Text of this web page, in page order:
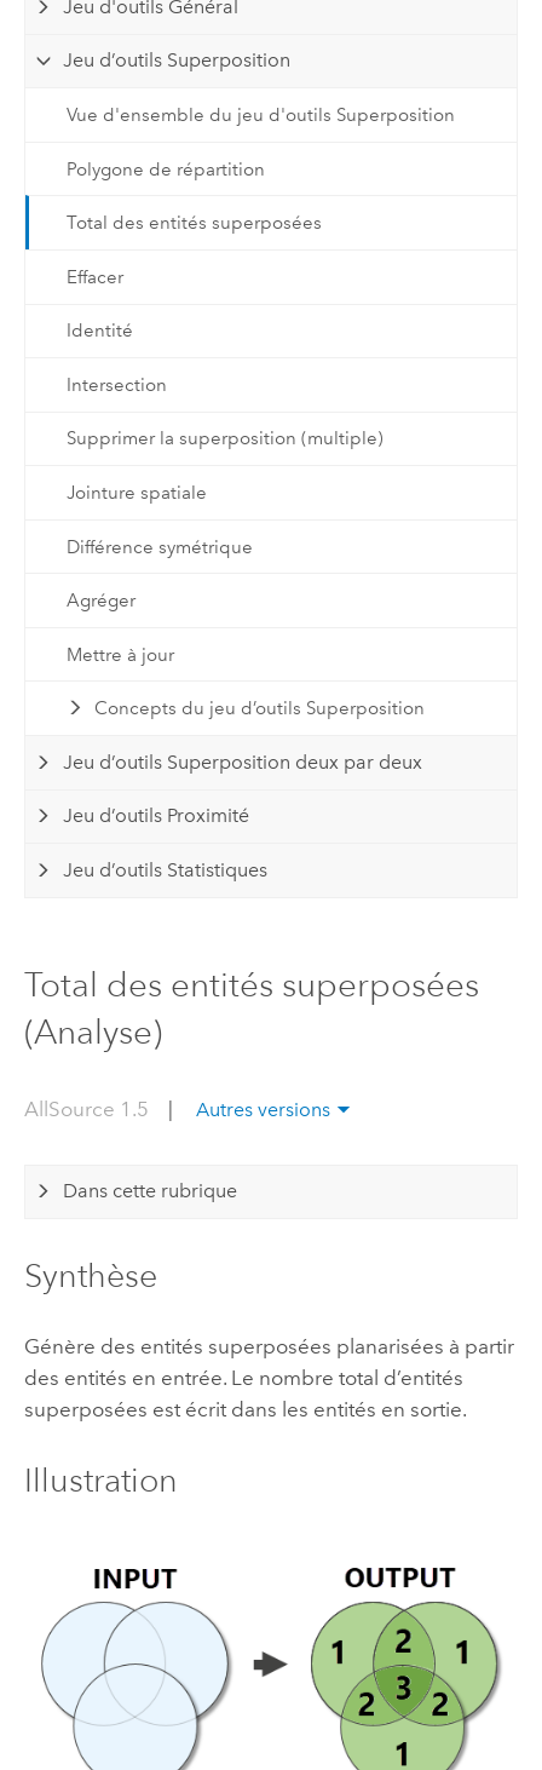
Jeu d'outils Général
Jeu d’outils Superposition
Vue d'ensemble du jeu d'outils Superposition
Polygone de répartition
Total des entités superposées
Effacer
Identité
Intersection
Supprimer la superposition (multiple)
Jointure spatiale
Différence symétrique
Agréger
Mettre à jour
Concepts du jeu d’outils Superposition
Jeu d’outils Superposition deux par deux
Jeu d’outils Proximité
Jeu d’outils Statistiques
Total des entités superposées
(Analyse)
AllSource 1.5 | Autres versions
Dans cette rubrique
Synthèse
Génère des entités superposées planarisées à partir
des entités en entrée. Le nombre total d’entités
superposées est écrit dans les entités en sortie.
Illustration